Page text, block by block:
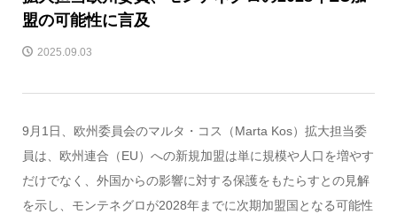
盟の可能性に言及
2025.09.03
9月1日、欧州委員会のマルタ・コス（Marta Kos）拡大担当委
員は、欧州連合（EU）への新規加盟は単に規模や人口を増やす
だけでなく、外国からの影響に対する保護をもたらすとの見解
を示し、モンテネグロが2028年までに次期加盟国となる可能性